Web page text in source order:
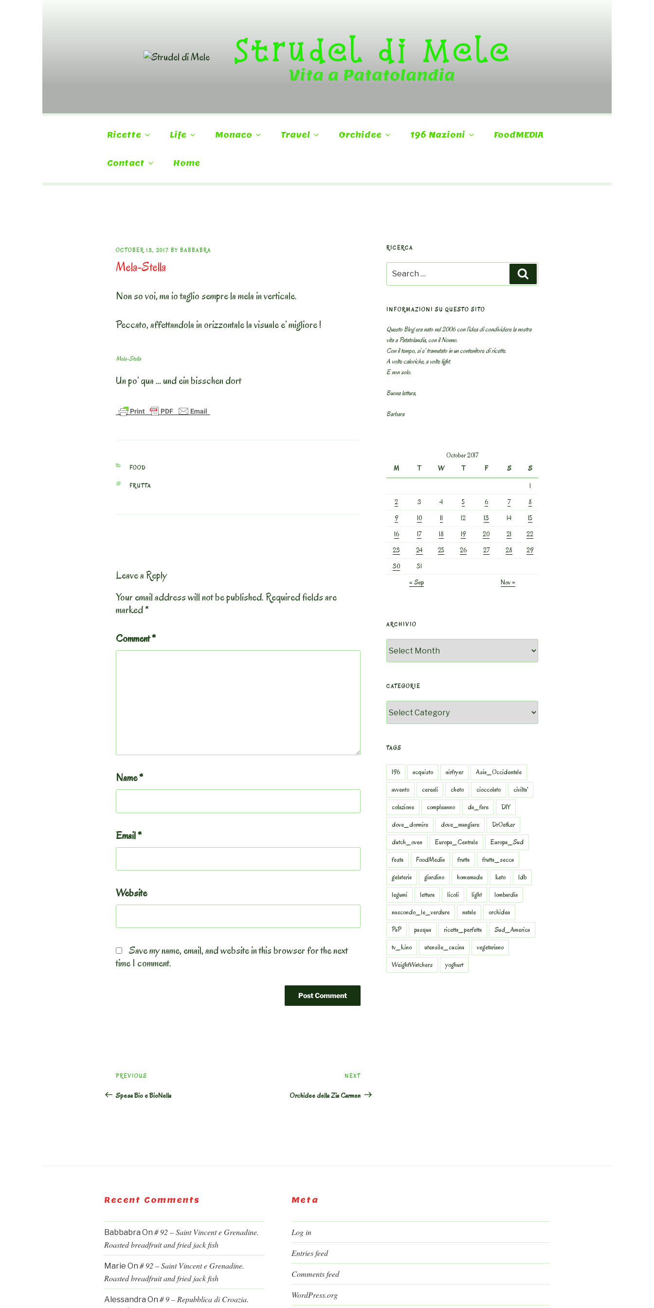
Strudel di Mele
Vita a Patatolandia
Ricette Life Monaco Travel Orchidee 196 Nazioni FoodMEDIA
Contact Home
POSTED
ON
OCTOBER 13, 2017 BY BABBABRA
Mela-Stella
Non so voi, ma io taglio sempre la mela in verticale.
Peccato, affettandola in orizzontale la visuale e’ migliore !
Mela-Stella
Un po’ qua … und ein bisschen dort
CATEGORIES
FOOD
TAGS
FRUTTA
Leave a Reply
Your email address will not be published.Required fields are
marked*
Comment*
Name*
Email*
Website
Save my name, email, and website in this browser for the next
time I comment.
Previous
PREVIOUS
Spesa Bio e BioNella
Next
Post
NEXT
Orchidee della Zia Carmen
RICERCA
for:
INFORMAZIONI SU QUESTO SITO
Questo Blog era nato nel 2006 con l’idea di condividere la nostra
vita a Patatolandia, con il Nonno.
Con il tempo, si e’ tramutato in un contenitore di ricette.
A volte caloriche, a volte light.
E non solo.
Buona lettura,
Barbara
October 2017
M
T W T F S
S
1
2
3 4 5 6 7
8
9
10 11 12 13 14
15
16
17 18 19 20 21
22
23
24 25 26 27 28
29
30
31
« Sep
Nov »
ARCHIVIO
CATEGORIE
TAGS
196 acquisto airfryer
Asia_Occidentale
avvento
cereali cheto cioccolato
civilta'
colazione
compleanno da_fare
DIY
dove_dormire
dove_mangiare
DrOetker
dutch_oven
Europa_Centrale
Europa_Sud
festa
FoodMedia frutta
frutta_secca
gelateria
giardino homemade keto
ldb
legumi
lettura licoli light
lombardia
nascondo_le_verdure
natale
orchidea
PaP
pasqua ricetta_perfetta
Sud_America
tv_kino
utensile_cucina
vegetariano
WeightWatchers
yoghurt
Recent Comments
Babbabra On # 92 – Saint Vincent e Grenadine.
Roasted breadfruit and fried jack fish
Marie On # 92 – Saint Vincent e Grenadine.
Roasted breadfruit and fried jack fish
Alessandra On # 9 – Repubblica di Croazia.
Meta
Log in
Entries feed
Comments feed
WordPress.org